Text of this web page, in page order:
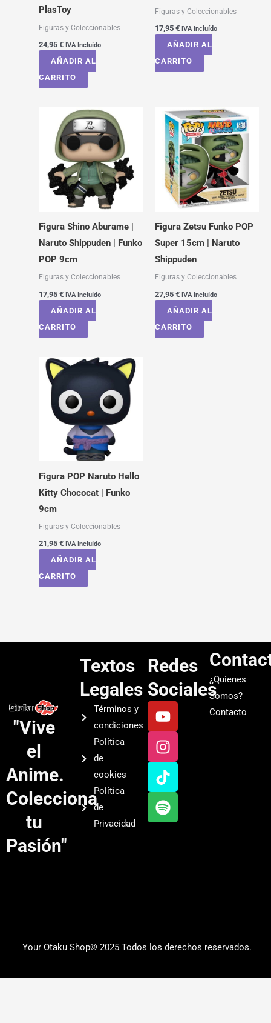
PlasToy
Figuras y Coleccionables
24,95 € IVA Incluído
AÑADIR AL
CARRITO
Figuras y Coleccionables
17,95 € IVA Incluído
AÑADIR AL
CARRITO
Figura Shino Aburame |
Naruto Shippuden | Funko
POP 9cm
Figuras y Coleccionables
17,95 € IVA Incluído
AÑADIR AL
CARRITO
Figura Zetsu Funko POP
Super 15cm | Naruto
Shippuden
Figuras y Coleccionables
27,95 € IVA Incluído
AÑADIR AL
CARRITO
Figura POP Naruto Hello
Kitty Chococat | Funko
9cm
Figuras y Coleccionables
21,95 € IVA Incluído
AÑADIR AL
CARRITO
"Vive
el
Anime.
Colecciona
tu
Pasión"
Textos
Legales
Términos y
condiciones
Política
de
cookies
Política
de
Privacidad
Redes
Sociales
Y
o
u
t
u
b
e
I
n
s
t
a
g
r
a
T
i
k
t
o
k
S
p
o
t
i
f
y
¿Quienes
Somos?
Contacto
Your Otaku Shop© 2025 Todos los derechos reservados.